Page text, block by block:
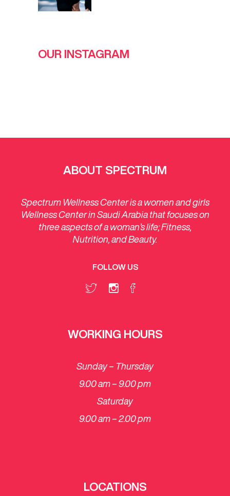
OUR INSTAGRAM
ABOUT SPECTRUM
Spectrum Wellness Center is a women and girls
Wellness Center in Saudi Arabia that focuses on
three aspects of a woman’s life; Fitness,
Nutrition, and Beauty.
FOLLOW US
WORKING HOURS
Sunday – Thursday
9.00 am – 9.00 pm
Saturday
​9.00 am – 2.00 pm
LOCATIONS